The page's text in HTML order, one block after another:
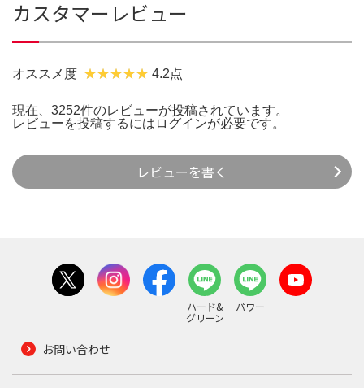
カスタマーレビュー
オススメ度 4.2点
現在、3252件のレビューが投稿されています。
レビューを投稿するには ログインが必要です。
レビューを書く
ハード&
グリーン
パワー
お問い合わせ